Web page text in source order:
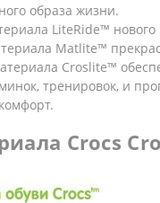
образа жизни.
LiteRide™
Matlite™
Croslite™
тренировок, и
Crocs